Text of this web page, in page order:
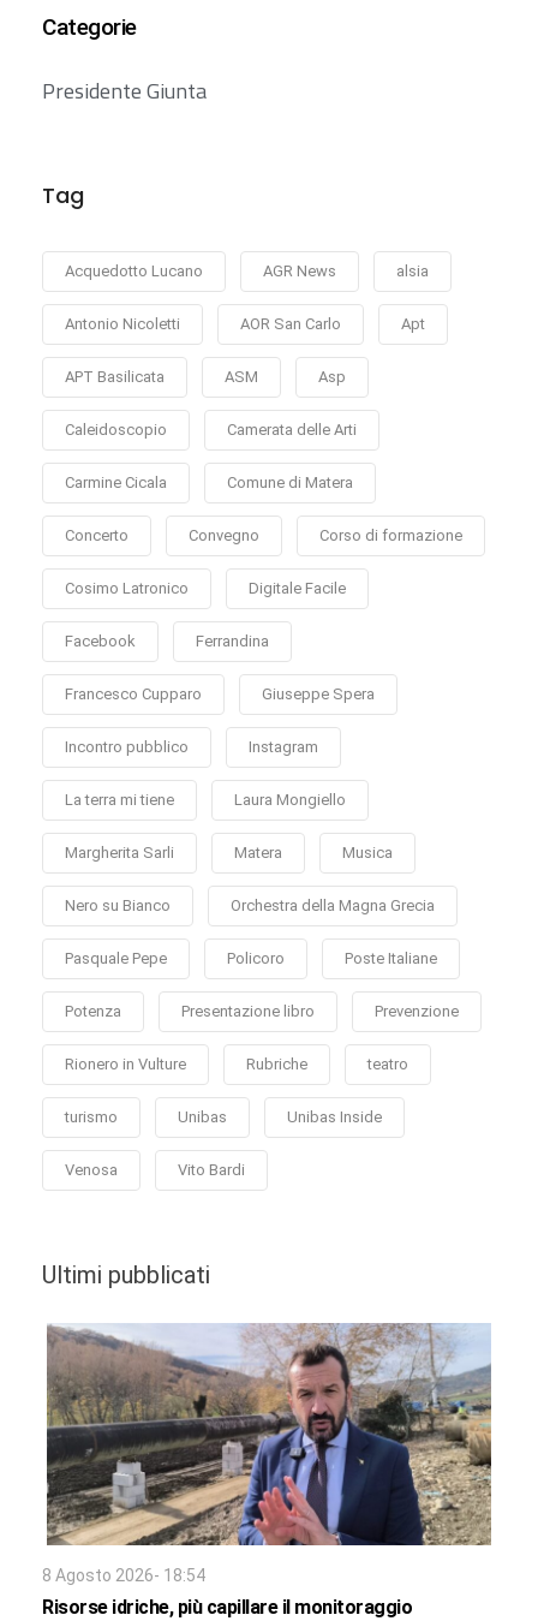
Categorie
Presidente Giunta
Tag
Acquedotto Lucano AGR News alsia
Antonio Nicoletti AOR San Carlo Apt
APT Basilicata ASM Asp
Caleidoscopio Camerata delle Arti
Carmine Cicala Comune di Matera
Concerto Convegno Corso di formazione
Cosimo Latronico Digitale Facile
Facebook Ferrandina
Francesco Cupparo Giuseppe Spera
Incontro pubblico Instagram
La terra mi tiene Laura Mongiello
Margherita Sarli Matera Musica
Nero su Bianco Orchestra della Magna Grecia
Pasquale Pepe Policoro Poste Italiane
Potenza Presentazione libro Prevenzione
Rionero in Vulture Rubriche teatro
turismo Unibas Unibas Inside
Venosa Vito Bardi
Ultimi pubblicati
8 Agosto 2026- 18:54
Risorse idriche, più capillare il monitoraggio